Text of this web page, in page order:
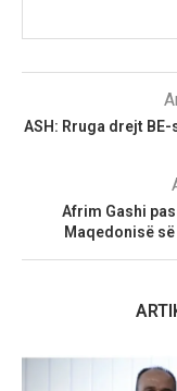
ASH: Rruga drejt
Afrim Gashi
Maqedonisë